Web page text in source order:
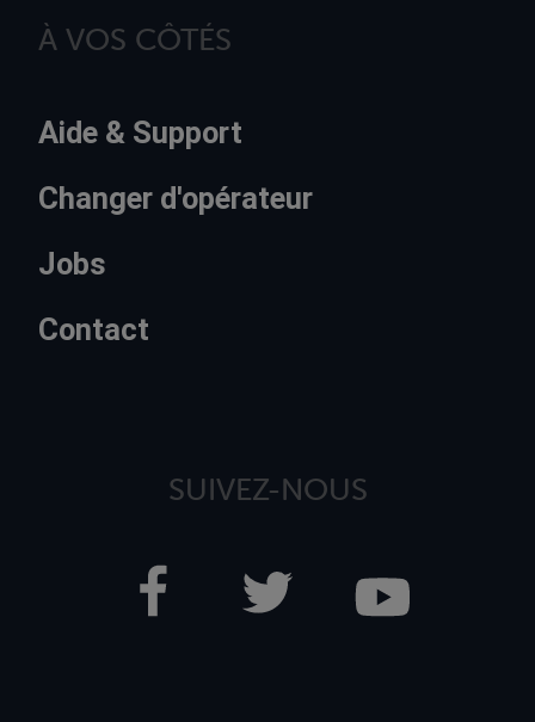
À VOS CÔTÉS
Aide & Support
Changer d'opérateur
Jobs
Contact
SUIVEZ-NOUS